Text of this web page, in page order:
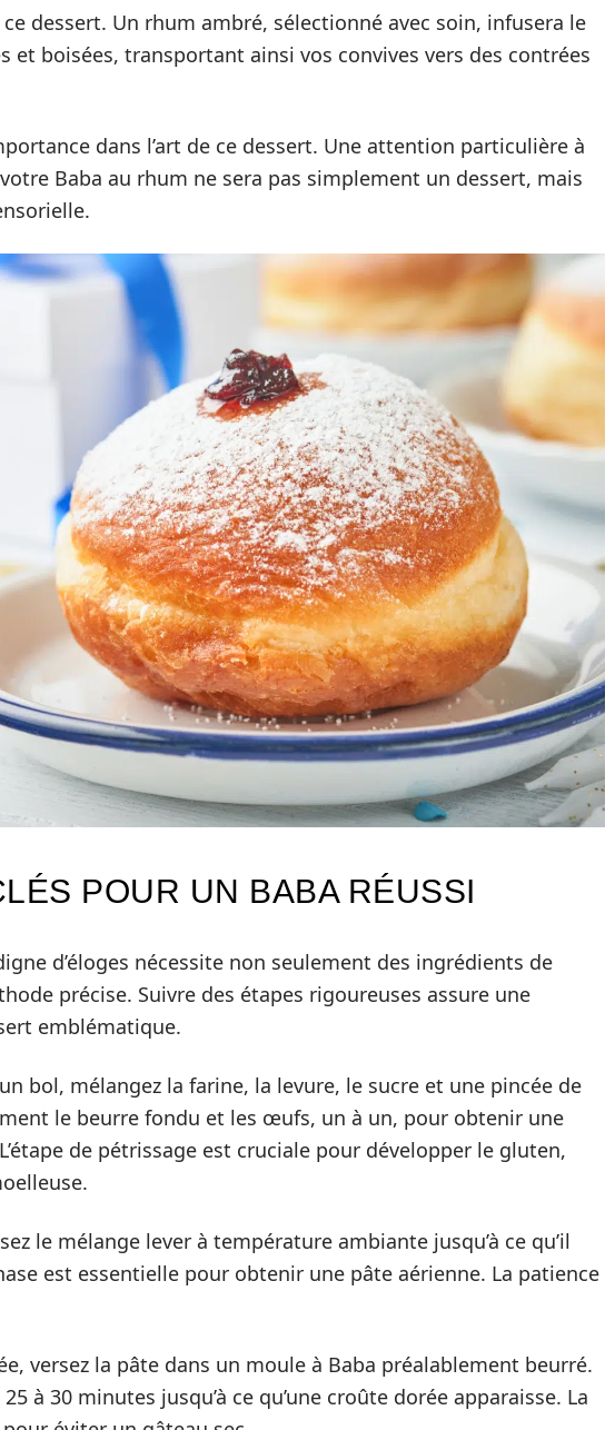
ce dessert. Un rhum ambré, sélectionné avec soin, infusera le
et boisées, transportant ainsi vos convives vers des contrées
dans l’art de ce dessert. Une attention particulière à
Baba au rhum ne sera pas simplement un dessert, mais
POUR UN BABA RÉUSSI
d’éloges nécessite non seulement des ingrédients de
précise. Suivre des étapes rigoureuses assure une
emblématique.
bol, mélangez la farine, la levure, le sucre et une pincée de
le beurre fondu et les œufs, un à un, pour obtenir une
de pétrissage est cruciale pour développer le gluten,
le mélange lever à température ambiante jusqu’à ce qu’il
est essentielle pour obtenir une pâte aérienne. La patience
versez la pâte dans un moule à Baba préalablement beurré.
à 30 minutes jusqu’à ce qu’une croûte dorée apparaisse. La